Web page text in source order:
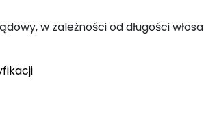
w zależności od długości włosa